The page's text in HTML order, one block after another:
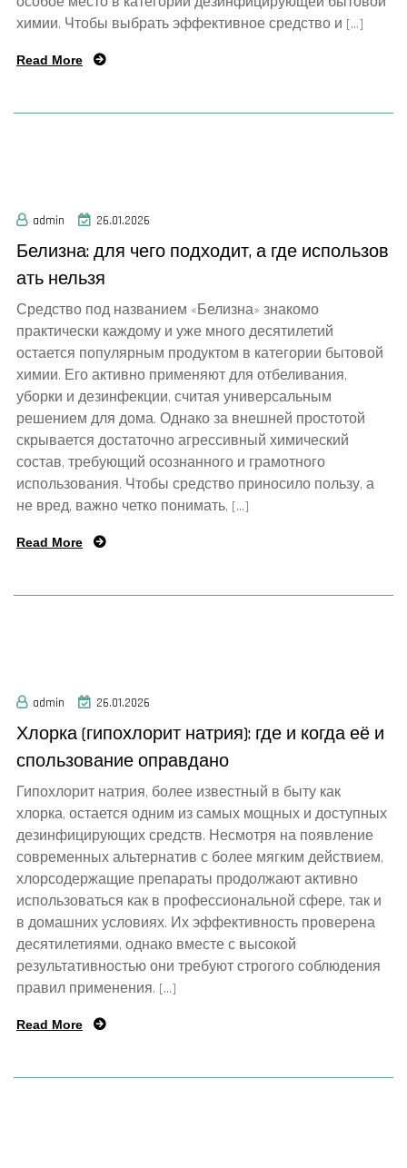
химии. Чтобы выбрать эффективное средство и […]
Read More
admin 26.01.2026
Белизна: для чего подходит, а где использов
ать нельзя
Средство под названием «Белизна» знакомо
практически каждому и уже много десятилетий
остается популярным продуктом в категории бытовой
химии. Его активно применяют для отбеливания,
уборки и дезинфекции, считая универсальным
решением для дома. Однако за внешней простотой
скрывается достаточно агрессивный химический
состав, требующий осознанного и грамотного
использования. Чтобы средство приносило пользу, а
не вред, важно четко понимать, […]
Read More
admin 26.01.2026
Хлорка (гипохлорит натрия): где и когда её и
спользование оправдано
Гипохлорит натрия, более известный в быту как
хлорка, остается одним из самых мощных и доступных
дезинфицирующих средств. Несмотря на появление
современных альтернатив с более мягким действием,
хлорсодержащие препараты продолжают активно
использоваться как в профессиональной сфере, так и
в домашних условиях. Их эффективность проверена
десятилетиями, однако вместе с высокой
результативностью они требуют строгого соблюдения
правил применения. […]
Read More